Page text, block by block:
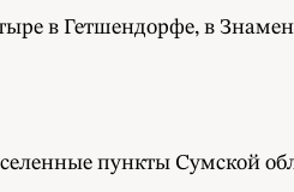
в Гетшендорфе, в
пункты Сумской